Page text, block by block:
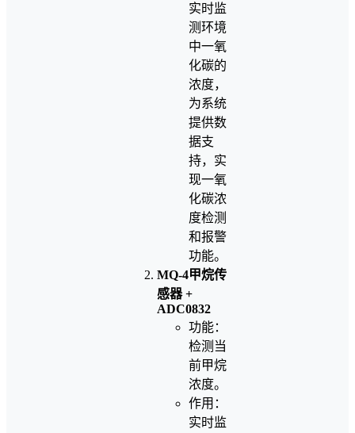
实时监
测环境
中一氧
化碳的
浓度，
为系统
提供数
据支
持，实
现一氧
化碳浓
度检测
和报警
功能。
MQ-4甲烷传
感器 +
ADC0832
功能：
检测当
前甲烷
浓度。
作用：
实时监